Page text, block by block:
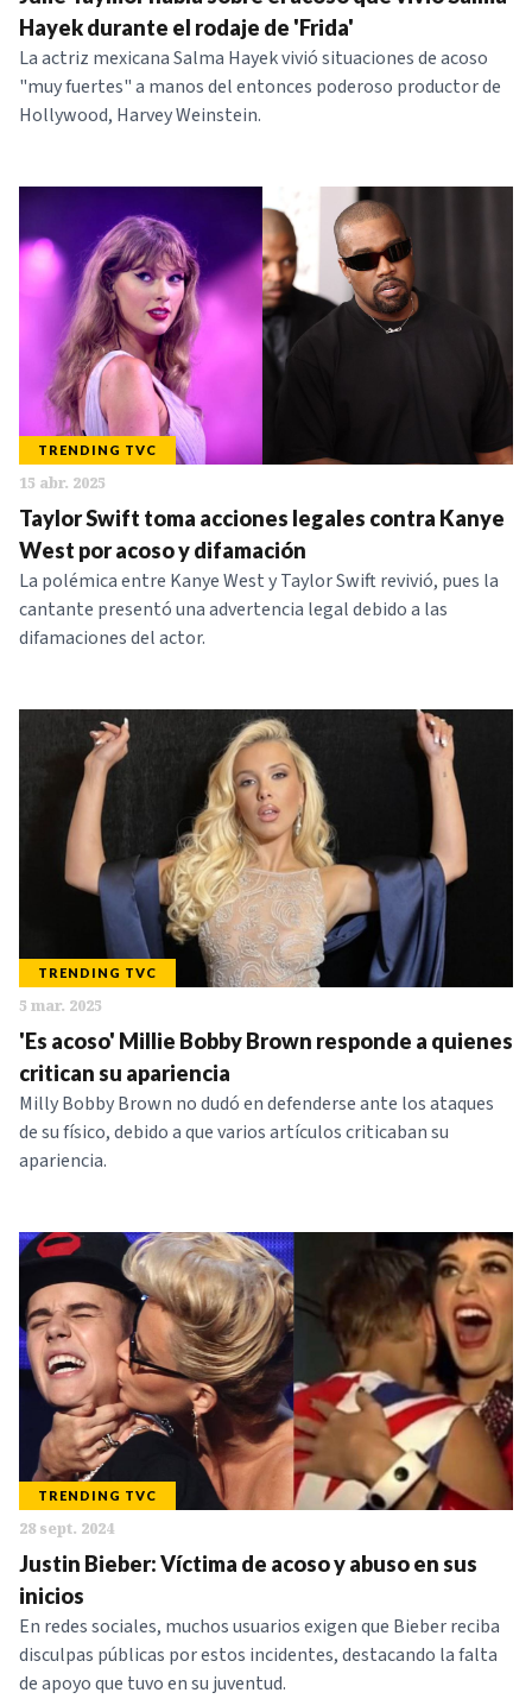
NOTICIAS
SERIES
Hayek durante el rodaje de 'Frida'
La actriz mexicana Salma Hayek vivió situaciones de acoso
"muy fuertes" a manos del entonces poderoso productor de
Hollywood, Harvey Weinstein.
TRENDING TVC
15 abr. 2025
Taylor Swift toma acciones legales contra Kanye
West por acoso y difamación
La polémica entre Kanye West y Taylor Swift revivió, pues la
cantante presentó una advertencia legal debido a las
difamaciones del actor.
TRENDING TVC
5 mar. 2025
'Es acoso' Millie Bobby Brown responde a quienes
critican su apariencia
Milly Bobby Brown no dudó en defenderse ante los ataques
de su físico, debido a que varios artículos criticaban su
apariencia.
TRENDING TVC
28 sept. 2024
Justin Bieber: Víctima de acoso y abuso en sus
inicios
En redes sociales, muchos usuarios exigen que Bieber reciba
disculpas públicas por estos incidentes, destacando la falta
de apoyo que tuvo en su juventud.